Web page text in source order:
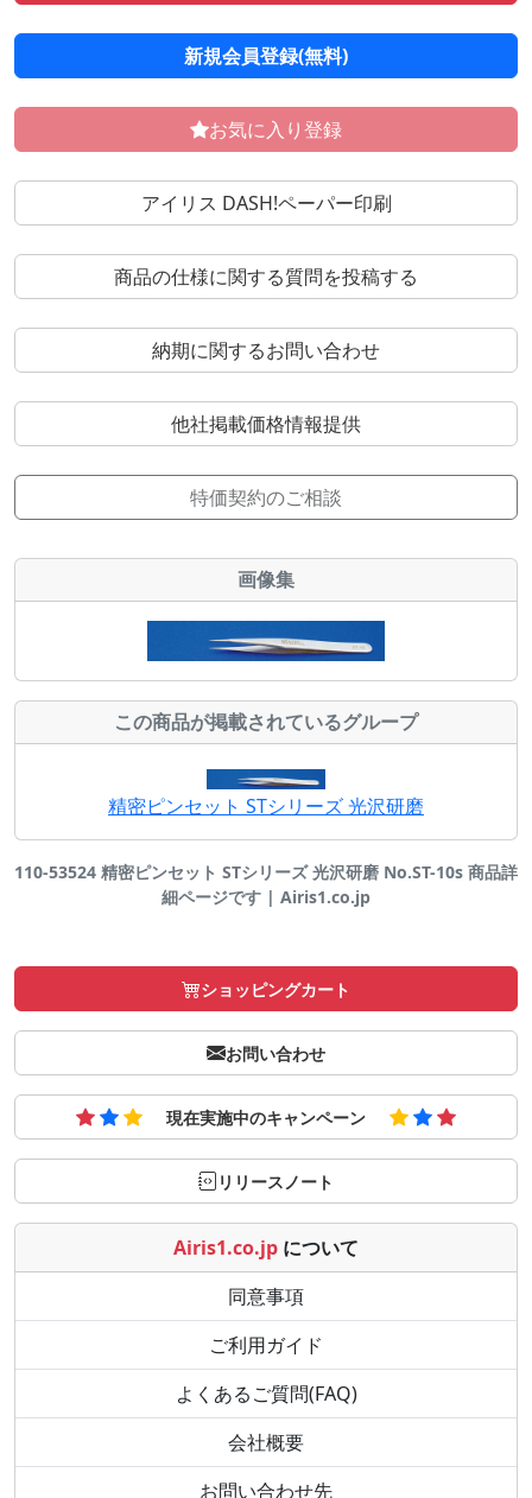
新規会員登録(無料)
お気に入り登録
アイリス DASH!ペーパー印刷
商品の仕様に関する質問を投稿する
納期に関するお問い合わせ
他社掲載価格情報提供
特価契約のご相談
画像集
この商品が掲載されているグループ
精密ピンセット STシリーズ 光沢研磨
110-53524 精密ピンセット STシリーズ 光沢研磨 No.ST-10s 商品詳
細ページです | Airis1.co.jp
ショッピングカート
お問い合わせ
現在実施中のキャンペーン
リリースノート
Airis1.co.jp について
同意事項
ご利用ガイド
よくあるご質問(FAQ)
会社概要
お問い合わせ先